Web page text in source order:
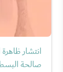
انتشار
صالحة